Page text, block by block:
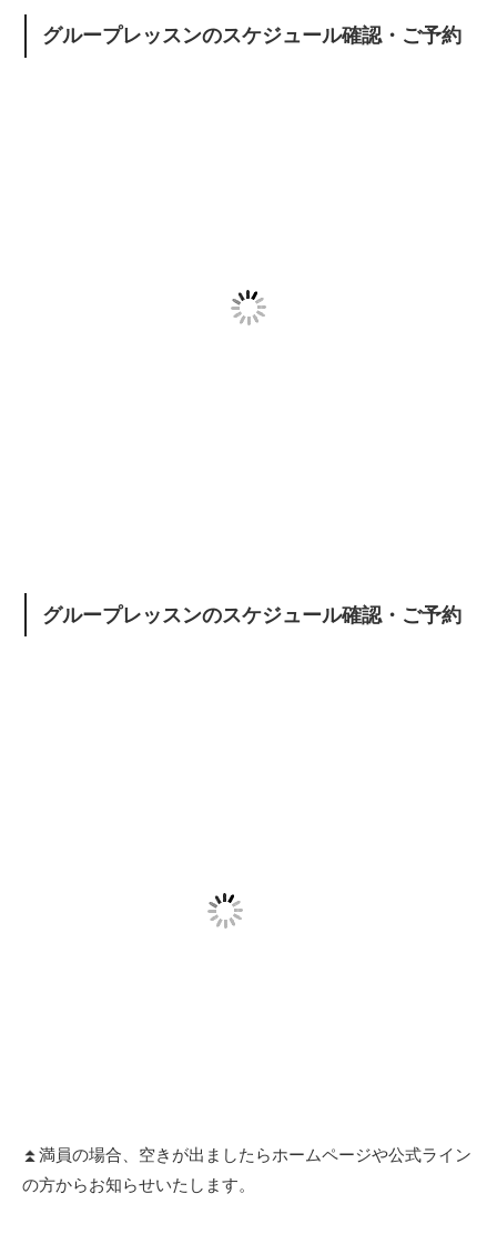
グループレッスンのスケジュール確認・ご予約
グループレッスンのスケジュール確認・ご予約
⏫満員の場合、空きが出ましたらホームページや公式ライン
の方からお知らせいたします。